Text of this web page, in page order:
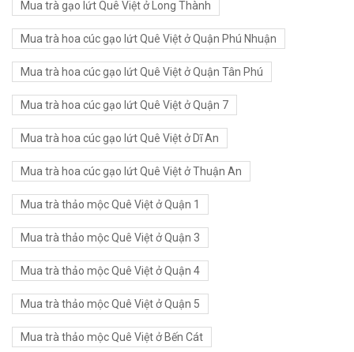
Mua trà gạo lứt Quê Việt ở Long Thành
Mua trà hoa cúc gạo lứt Quê Việt ở Quận Phú Nhuận
Mua trà hoa cúc gạo lứt Quê Việt ở Quận Tân Phú
Mua trà hoa cúc gạo lứt Quê Việt ở Quận 7
Mua trà hoa cúc gạo lứt Quê Việt ở Dĩ An
Mua trà hoa cúc gạo lứt Quê Việt ở Thuận An
Mua trà thảo mộc Quê Việt ở Quận 1
Mua trà thảo mộc Quê Việt ở Quận 3
Mua trà thảo mộc Quê Việt ở Quận 4
Mua trà thảo mộc Quê Việt ở Quận 5
Mua trà thảo mộc Quê Việt ở Bến Cát